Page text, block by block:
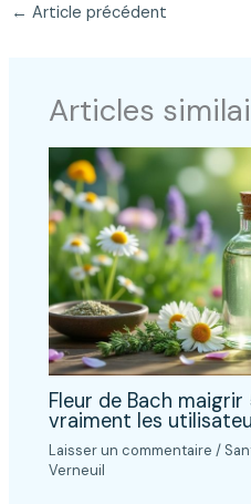
← Article précédent
Articles
Fleur de Bach
vraiment les
Laisser un commentaire /
Verneuil